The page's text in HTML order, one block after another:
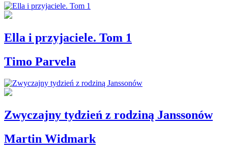
Ella i przyjaciele. Tom 1
Timo Parvela
Zwyczajny tydzień z rodziną Janssonów
Martin Widmark